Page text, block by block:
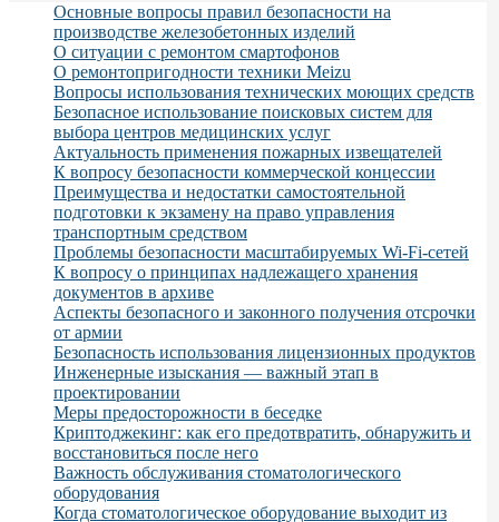
Основные вопросы правил безопасности на
производстве железобетонных изделий
О ситуации с ремонтом смартофонов
О ремонтопригодности техники Meizu
Вопросы использования технических моющих средств
Безопасное использование поисковых систем для
выбора центров медицинских услуг
Актуальность применения пожарных извещателей
К вопросу безопасности коммерческой концессии
Преимущества и недостатки самостоятельной
подготовки к экзамену на право управления
транспортным средством
Проблемы безопасности масштабируемых Wi-Fi-сетей
К вопросу о принципах надлежащего хранения
документов в архиве
Аспекты безопасного и законного получения отсрочки
от армии
Безопасность использования лицензионных продуктов
Инженерные изыскания — важный этап в
проектировании
Меры предосторожности в беседке
Криптоджекинг: как его предотвратить, обнаружить и
восстановиться после него
Важность обслуживания стоматологического
оборудования
Когда стоматологическое оборудование выходит из